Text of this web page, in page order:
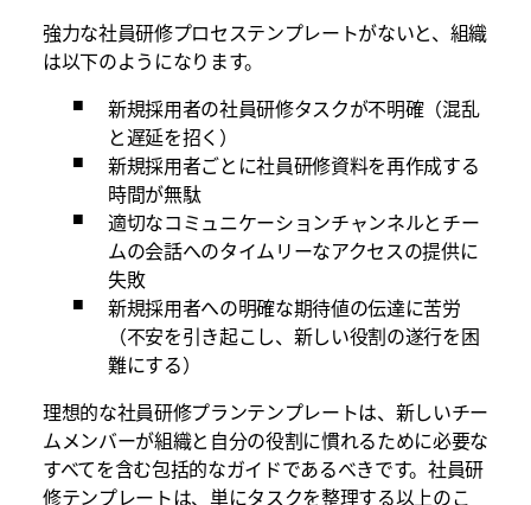
強力な社員研修プロセステンプレートがないと、組織
は以下のようになります。
新規採用者の社員研修タスクが不明確（混乱
と遅延を招く）
新規採用者ごとに社員研修資料を再作成する
時間が無駄
適切なコミュニケーションチャンネルとチー
ムの会話へのタイムリーなアクセスの提供に
失敗
新規採用者への明確な期待値の伝達に苦労
（不安を引き起こし、新しい役割の遂行を困
難にする）
理想的な社員研修プランテンプレートは、新しいチー
ムメンバーが組織と自分の役割に慣れるために必要な
すべてを含む包括的なガイドであるべきです。社員研
修テンプレートは、単にタスクを整理する以上のこ